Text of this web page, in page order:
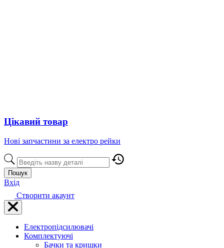
Цікавий товар
Нові запчастини за електро рейки
Пошук
Вхід
Створити акаунт
Електропідсилювачі
Комплектуючі
Бачки та кришки